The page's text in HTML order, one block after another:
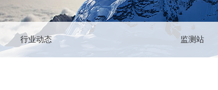
行业动态 监测站